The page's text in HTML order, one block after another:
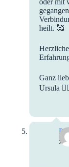
oder mit
heilt. 🥰
Ganz
Ursula
26.